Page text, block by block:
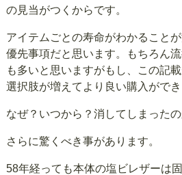
の見当がつくからです。
アイテムごとの寿命がわかること
優先事項だと思います。もちろん
も多いと思いますがもし、この記
選択肢が増えてより良い購入ができ
なぜ？いつから？消してしまったの
さらに驚くべき事があります。
58年経っても本体の塩ビレザーは